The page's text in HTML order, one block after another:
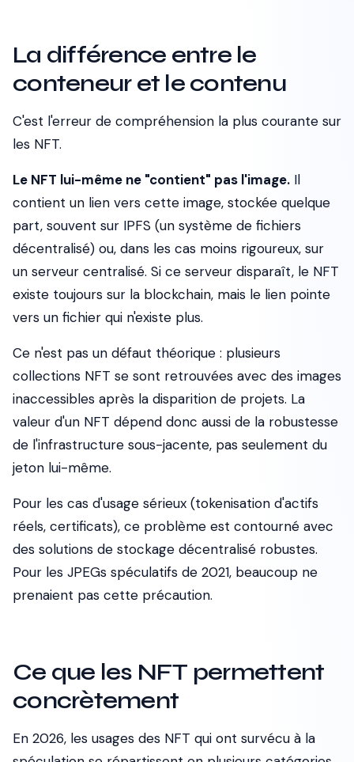
La différence entre le
conteneur et le contenu
C'est l'erreur de compréhension la plus courante sur
les NFT.
Le NFT lui-même ne "contient" pas l'image. Il
contient un lien vers cette image, stockée quelque
part, souvent sur IPFS (un système de fichiers
décentralisé) ou, dans les cas moins rigoureux, sur
un serveur centralisé. Si ce serveur disparaît, le NFT
existe toujours sur la blockchain, mais le lien pointe
vers un fichier qui n'existe plus.
Ce n'est pas un défaut théorique : plusieurs
collections NFT se sont retrouvées avec des images
inaccessibles après la disparition de projets. La
valeur d'un NFT dépend donc aussi de la robustesse
de l'infrastructure sous-jacente, pas seulement du
jeton lui-même.
Pour les cas d'usage sérieux (tokenisation d'actifs
réels, certificats), ce problème est contourné avec
des solutions de stockage décentralisé robustes.
Pour les JPEGs spéculatifs de 2021, beaucoup ne
prenaient pas cette précaution.
Ce que les NFT permettent
concrètement
En 2026, les usages des NFT qui ont survécu à la